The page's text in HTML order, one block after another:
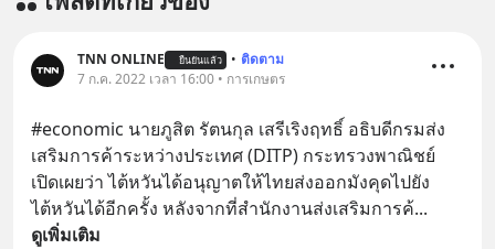
หลับมีประสิทธิภาพมากยิ่งขึ้น 📍 สนใจ
สั่งซื้อสินค้า Diip CBD 💬 LINE :
https://lin.ee/U91Fzyz
TNN ONLINE ยืนยันแล้ว • ติดตาม
7 ก.ค. 2022 เวลา 16:00 • การเกษตร
#economic นายภูสิต รัตนกุล เสรีเริงฤทธิ์ อธิบดีกรมส่ง
เสริมการค้าระหว่างประเทศ (DITP) กระทรวงพาณิชย์
เปิดเผยว่า ไต้หวันได้อนุญาตให้ไทยส่งออกมังคุดไปยัง
ไต้หวันได้อีกครั้ง หลังจากที่สำนักงานส่งเสริมการค้...
ดูเพิ่มเติม